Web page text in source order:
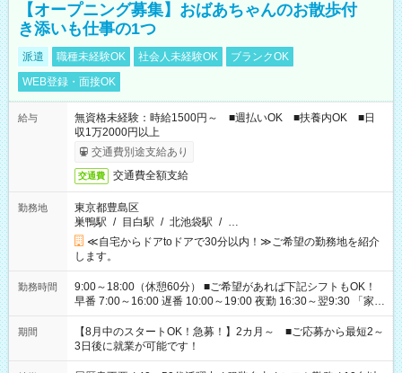
【オープニング募集】おばあちゃんのお散歩付
き添いも仕事の1つ
派遣 職種未経験OK 社会人未経験OK
ブランクOK
WEB登録・面接OK
給与
無資格未経験：時給1500円～ ■週払いOK ■扶養内OK ■日
収1万2000円以上
交通費別途支給あり
交通費 交通費全額支給
勤務地
東京都豊島区
巣鴨駅 / 目白駅 / 北池袋駅 / …
≪自宅からドアtoドアで30分以内！≫ご希望の勤務地を紹介
します。
勤務時間
9:00～18:00（休憩60分） ■ご希望があれば下記シフトもOK！
早番 7:00～16:00 遅番 10:00～19:00 夜勤 16:30～翌9:30 「家族
と休みを合わせたい」 「余裕を持って夕飯の準備がしたい」
「できれば残業はしたくない」 など、ご希望を教えてください
ね。 ※Wワーク希望の方へ 今ご覧のお仕事で希望する勤務時間
と、もう1つのお仕事の勤務時間。 合計で週40時間を超える場
期間
【8月中のスタートOK！急募！】2カ月～ ■ご応募から最短2～
3日後に就業が可能です！